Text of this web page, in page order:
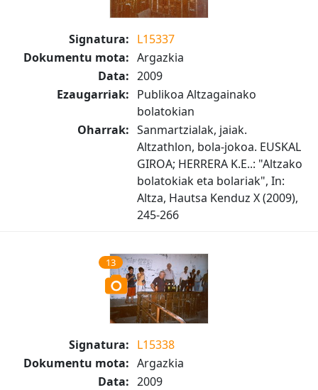
Signatura: L15337
Dokumentu mota: Argazkia
Data: 2009
Ezaugarriak: Publikoa Altzagainako
bolatokian
Oharrak: Sanmartzialak, jaiak.
Altzathlon, bola-jokoa. EUSKAL
GIROA; HERRERA K.E..: "Altzako
bolatokiak eta bolariak", In:
Altza, Hautsa Kenduz X (2009),
245-266
13
Signatura: L15338
Dokumentu mota: Argazkia
Data: 2009